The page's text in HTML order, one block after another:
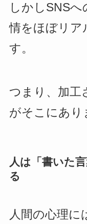
しかしSNS
情をほぼリア
す。
つまり、加工
がそこにあり
人は「書いた
る
人間の心理に